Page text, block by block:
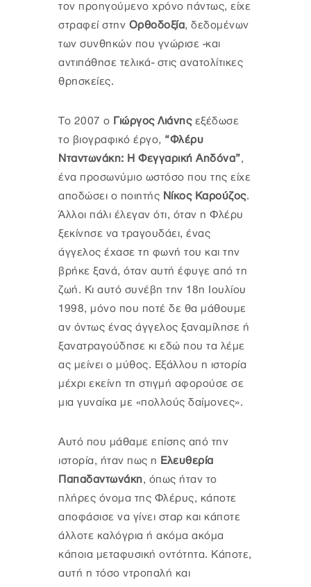
τον προηγούμενο χρόνο πάντως, είχε
στραφεί στην Ορθοδοξία, δεδομένων
των συνθηκών που γνώρισε -και
αντιπάθησε τελικά- στις ανατολίτικες
θρησκείες.
Το 2007 ο Γιώργος Λιάνης εξέδωσε
το βιογραφικό έργο, “Φλέρυ
Νταντωνάκη: Η Φεγγαρική Αηδόνα”,
ένα προσωνύμιο ωστόσο που της είχε
αποδώσει ο ποιητής Νίκος Καρούζος.
Άλλοι πάλι έλεγαν ότι, όταν η Φλέρυ
ξεκίνησε να τραγουδάει, ένας
άγγελος έχασε τη φωνή του και την
βρήκε ξανά, όταν αυτή έφυγε από τη
ζωή. Κι αυτό συνέβη την 18η Ιουλίου
1998, μόνο που ποτέ δε θα μάθουμε
αν όντως ένας άγγελος ξαναμίλησε ή
ξανατραγούδησε κι εδώ που τα λέμε
ας μείνει ο μύθος. Εξάλλου η ιστορία
μέχρι εκείνη τη στιγμή αφορούσε σε
μια γυναίκα με «πολλούς δαίμονες».
Αυτό που μάθαμε επίσης από την
ιστορία, ήταν πως η Ελευθερία
Παπαδαντωνάκη, όπως ήταν το
πλήρες όνομα της Φλέρυς, κάποτε
αποφάσισε να γίνει σταρ και κάποτε
άλλοτε καλόγρια ή ακόμα ακόμα
κάποια μεταφυσική οντότητα. Κάποτε,
αυτή η τόσο ντροπαλή και